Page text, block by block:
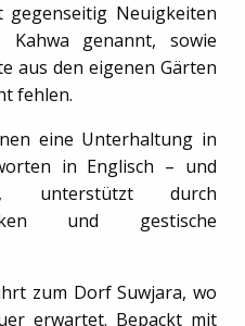
gegenseitig Neuigkeiten
Kahwa genannt, sowie
aus den eigenen Gärten
fehlen.
eine Unterhaltung in
in Englisch – und
unterstützt durch
und gestische
zum Dorf Suwjara, wo
erwartet. Bepackt mit